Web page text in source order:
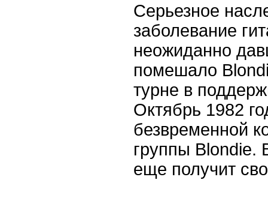
Серьезное
заболевание
неожиданно
помешало
турне в
Октябрь 1982
безвременной
группы Blondie.
еще получит